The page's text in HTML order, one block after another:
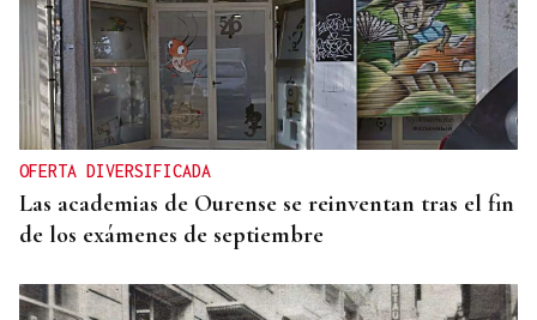
OFERTA DIVERSIFICADA
Las academias de Ourense se reinventan tras el fin
de los exámenes de septiembre